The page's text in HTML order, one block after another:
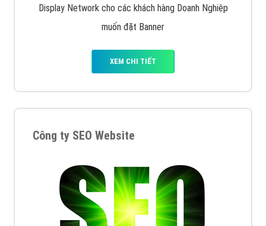
Display Network cho các khách hàng Doanh Nghiệp
muốn đặt Banner
XEM CHI TIẾT
Công ty SEO Website